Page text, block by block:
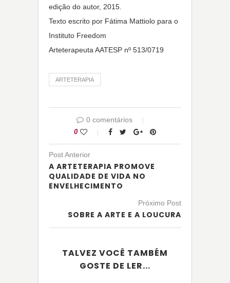
edição do autor, 2015.
Texto escrito por Fátima Mattiolo para o
Instituto Freedom
Arteterapeuta AATESP nº 513/0719
ARTETERAPIA
0 comentários
0
Post Anterior
A ARTETERAPIA PROMOVE
QUALIDADE DE VIDA NO
ENVELHECIMENTO
Próximo Post
SOBRE A ARTE E A LOUCURA
TALVEZ VOCÊ TAMBÉM
GOSTE DE LER...